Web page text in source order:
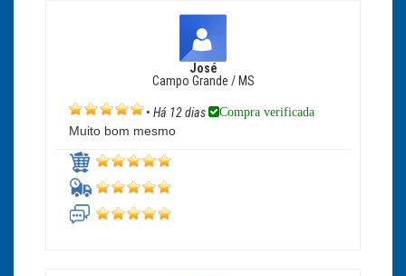
José
Campo Grande / MS
• Há 12 dias Compra verificada
Muito bom mesmo